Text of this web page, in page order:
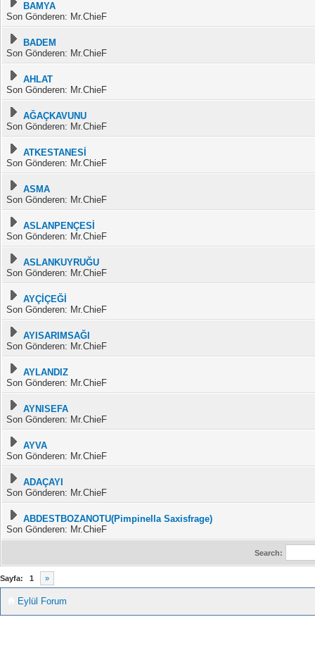
BAMYA
Son Gönderen: Mr.ChieF
BADEM
Son Gönderen: Mr.ChieF
AHLAT
Son Gönderen: Mr.ChieF
AĞAÇKAVUNU
Son Gönderen: Mr.ChieF
ATKESTANESİ
Son Gönderen: Mr.ChieF
ASMA
Son Gönderen: Mr.ChieF
ASLANPENÇESİ
Son Gönderen: Mr.ChieF
ASLANKUYRUĞU
Son Gönderen: Mr.ChieF
AYÇİÇEĞİ
Son Gönderen: Mr.ChieF
AYISARIMSAĞI
Son Gönderen: Mr.ChieF
AYLANDIZ
Son Gönderen: Mr.ChieF
AYNISEFA
Son Gönderen: Mr.ChieF
AYVA
Son Gönderen: Mr.ChieF
ADAÇAYI
Son Gönderen: Mr.ChieF
ABDESTBOZANOTU(Pimpinella Saxisfrage)
Son Gönderen: Mr.ChieF
Search:
Sayfa: 1 »
Eylül Forum